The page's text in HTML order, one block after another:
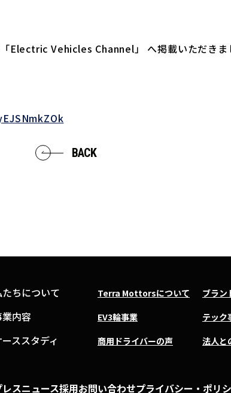
Electric Vehicles Channel」 へ掲載いただきま
BACK
ちについて Terra Mottorsについて ブラン
内容 EV3輪事業 テック
ススタディ 商用ドライバーの声 法人と
レスニュース採用お問い合わせプライバシー・ポリ